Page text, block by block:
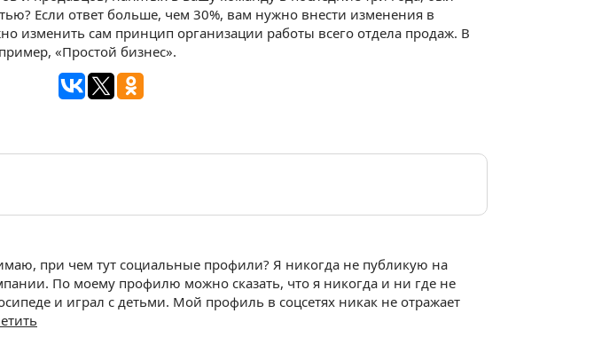
Если ответ больше, чем 30%, вам нужно внести изменения в
изменить сам принцип организации работы всего отдела продаж. В
«Простой бизнес».
при чем тут социальные профили? Я никогда не публикую на
По моему профилю можно сказать, что я никогда и ни где не
и играл с детьми. Мой профиль в соцсетях никак не отражает